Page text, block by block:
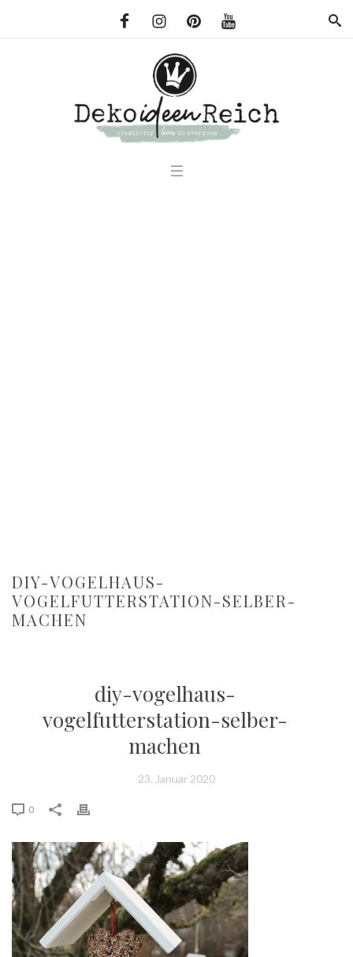
DIY-VOGELHAUS-
VOGELFUTTERSTATION-SELBER-
MACHEN
diy-vogelhaus-
vogelfutterstation-selber-
machen
23. Januar 2020
0